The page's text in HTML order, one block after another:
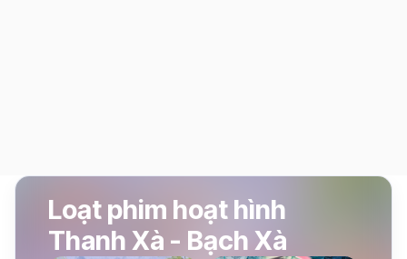
Loạt phim hoạt hình
Thanh Xà - Bạch Xà